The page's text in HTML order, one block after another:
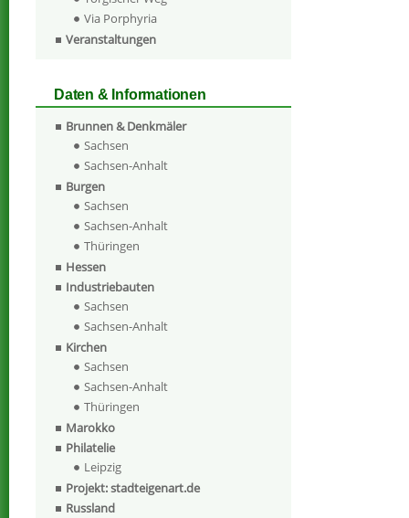
Via Porphyria
Veranstaltungen
Daten & Informationen
Brunnen & Denkmäler
Sachsen
Sachsen-Anhalt
Burgen
Sachsen
Sachsen-Anhalt
Thüringen
Hessen
Industriebauten
Sachsen
Sachsen-Anhalt
Kirchen
Sachsen
Sachsen-Anhalt
Thüringen
Marokko
Philatelie
Leipzig
Projekt: stadteigenart.de
Russland